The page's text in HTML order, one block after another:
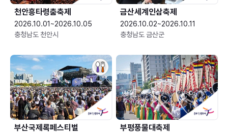
천안흥타령춤축제
2026.10.01~2026.10.05
충청남도 천안시
금산세계인삼축제
2026.10.02~2026.10.11
충청남도 금산군
부산국제록페스티벌 부평풍물대축제